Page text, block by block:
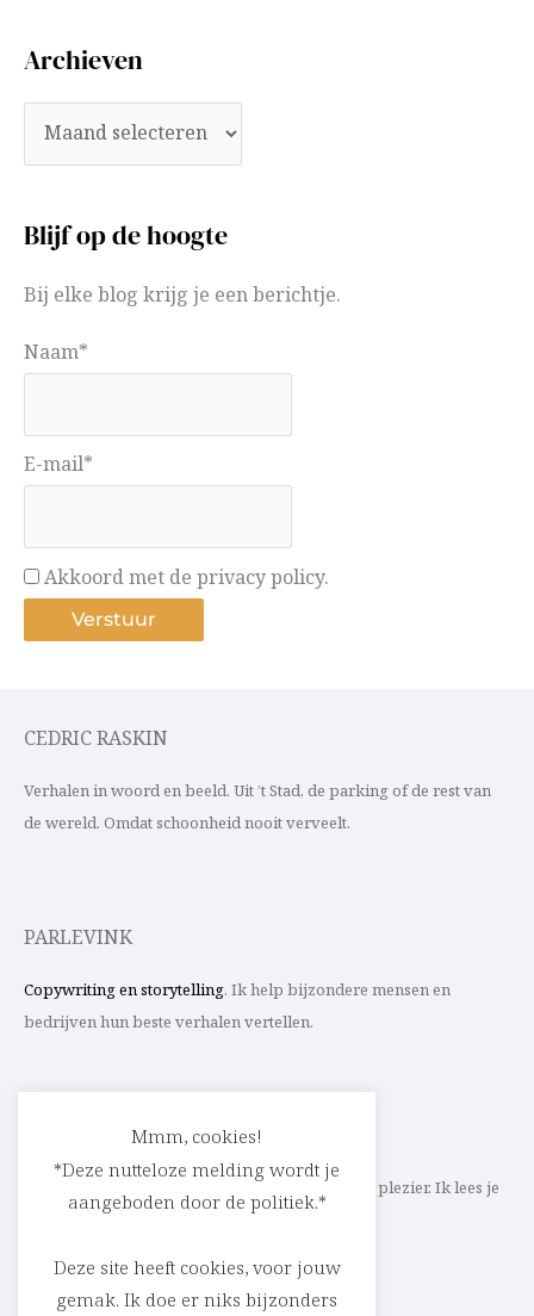
Archieven
Blijf op de hoogte
Bij elke blog krijg je een berichtje.
Naam*
E-mail*
Akkoord met de privacy policy.
CEDRIC RASKIN
Verhalen in woord en beeld. Uit ’t Stad, de parking of de rest van
de wereld. Omdat schoonheid nooit verveelt.
PARLEVINK
Copywriting en storytelling. Ik help bijzondere mensen en
bedrijven hun beste verhalen vertellen.
Schrijf ik straks mee aan jouw verhaal? Met veel plezier. Ik lees je
heel graag op
cedric@parlevink.be
Mmm, cookies!
*Deze nutteloze melding wordt je
aangeboden door de politiek.*
Deze site heeft cookies, voor jouw
gemak. Ik doe er niks bijzonders